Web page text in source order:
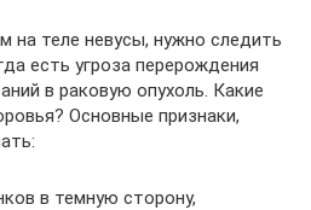
теле невусы, нужно следить
есть угроза перерождения
в раковую опухоль. Какие
Основные признаки,
в темную сторону,